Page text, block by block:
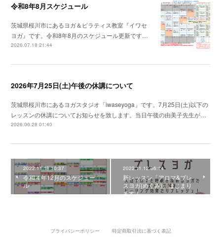
令和8年8月スケジュール
茨城県桜川市にあるヨガ＆ピラティス教室『イワセ
ヨガ』です。令和8年8月のスケジュール更新です…
2026.07.18 21:44
2026年7月25日(土)午後の休講について
茨城県桜川市にあるヨガスタジオ「iwaseyoga」です。7月25日(土)以下の
レッスンの休講についてお知らせを致します。当日午後の由美子先生が…
2026.06.28 01:40
2022.11.18 10:37
令和４年12月のスケジュー
ル
2022.11.12 06:14
新レッスン「アロマ&ブレ
スヨガ(めぐみ)」はじまり
ます！
プライバシーポリシー 特定商取引法に基づく表記